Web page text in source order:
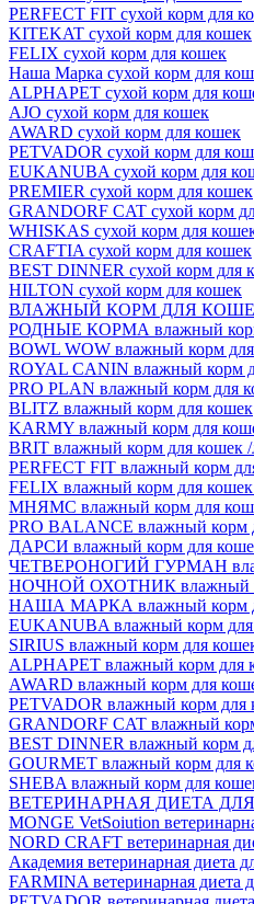
PERFECT FIT сухой корм для
KITEKAT сухой корм для кошек
FELIX сухой корм для кошек
Наша Марка сухой корм для
ALPHAPET сухой корм для
AJO сухой корм для кошек
AWARD сухой корм для кошек
PETVADOR сухой корм для
EUKANUBA сухой корм для
PREMIER сухой корм для кошек
GRANDORF CAT сухой корм
WHISKAS сухой корм для
CRAFTIA сухой корм для кошек
BEST DINNER сухой корм для
HILTON сухой корм для кошек
ВЛАЖНЫЙ КОРМ ДЛЯ
РОДНЫЕ КОРМА влажный
BOWL WOW влажный корм
ROYAL CANIN влажный корм
PRO PLAN влажный корм для
BLITZ влажный корм для кошек
KARMY влажный корм для
BRIT влажный корм для кошек
PERFECT FIT влажный корм
FELIX влажный корм для
МНЯМС влажный корм для
PRO BALANCE влажный корм
ДАРСИ влажный корм для
ЧЕТВЕРОНОГИЙ ГУРМАН
НОЧНОЙ ОХОТНИК влажный
НАША МАРКА влажный корм
EUKANUBA влажный корм
SIRIUS влажный корм для
ALPHAPET влажный корм для
AWARD влажный корм для
PETVADOR влажный корм для
GRANDORF CAT влажный
BEST DINNER влажный корм
GOURMET влажный корм для
SHEBA влажный корм для
ВЕТЕРИНАРНАЯ ДИЕТА
MONGE VetSoiution
NORD CRAFT ветеринарная
Академия ветеринарная диета
FARMINA ветеринарная диета